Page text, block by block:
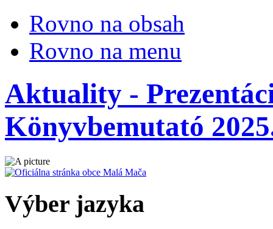
Rovno na obsah
Rovno na menu
Aktuality -
Könyvbemutató
Výber jazyka